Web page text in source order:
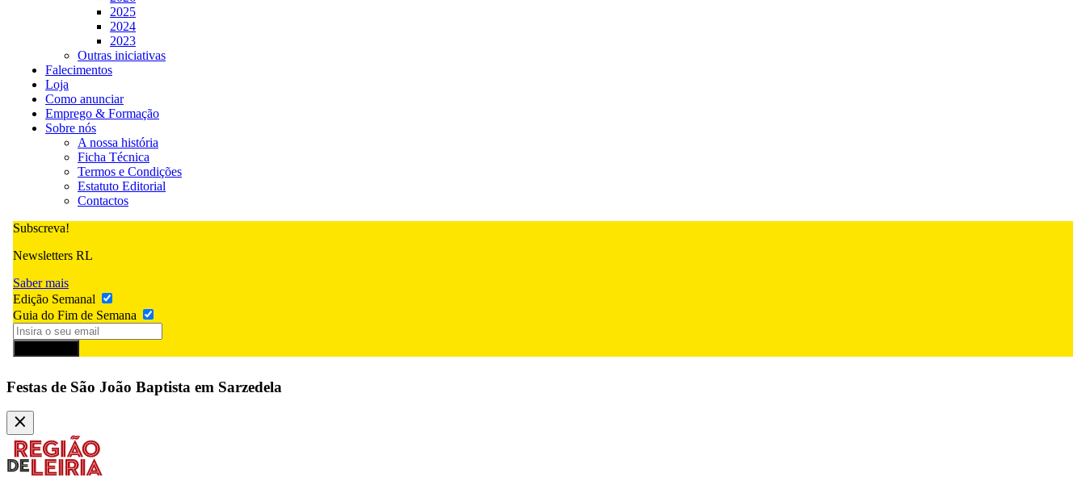
2025
2024
2023
Outras iniciativas
Falecimentos
Loja
Como anunciar
Emprego & Formação
Sobre nós
A nossa história
Ficha Técnica
Termos e Condições
Estatuto Editorial
Contactos
Subscreva!
Newsletters RL
Saber mais
Edição Semanal
Guia do Fim de Semana
Festas de São João Baptista em Sarzedela